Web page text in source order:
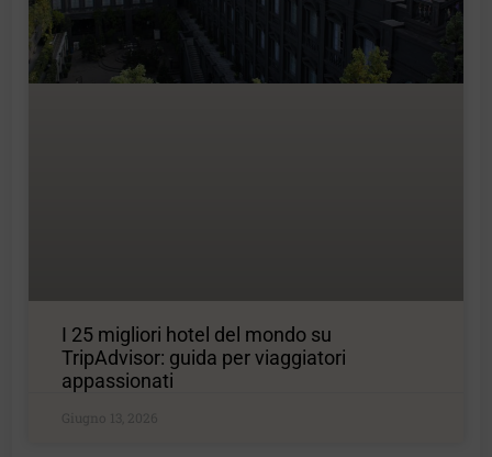
I 25 migliori hotel del mondo su
TripAdvisor: guida per viaggiatori
appassionati
Giugno 13, 2026